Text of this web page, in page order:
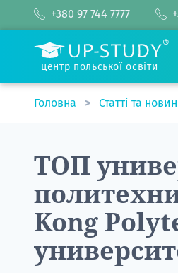
+380 97 744 7777
центр польської освіти
Головна Статті та
ТОП
Kong